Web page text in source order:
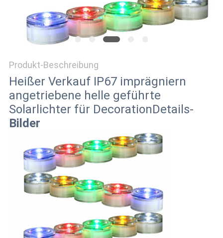
Produkt-Beschreibung
Heißer Verkauf IP67 imprägniern
angetriebene helle geführte
Solarlichter für DecorationDetails-
Bilder